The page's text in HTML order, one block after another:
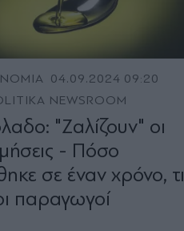
04.09.2024 09:20
NEWSROOM
"Ζαλίζουν" οι
- Πόσο
σε έναν χρόνο, τι
παραγωγοί